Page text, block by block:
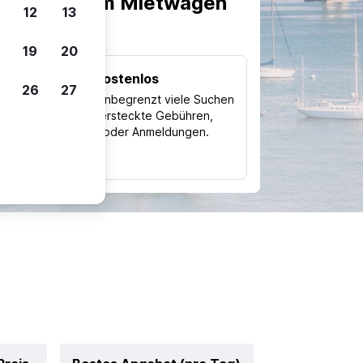
Kostenlos
Nutze unbegrenzt viele Suchen
ohne versteckte Gebühren,
Kosten oder Anmeldungen.
12 13
19 20
26 27